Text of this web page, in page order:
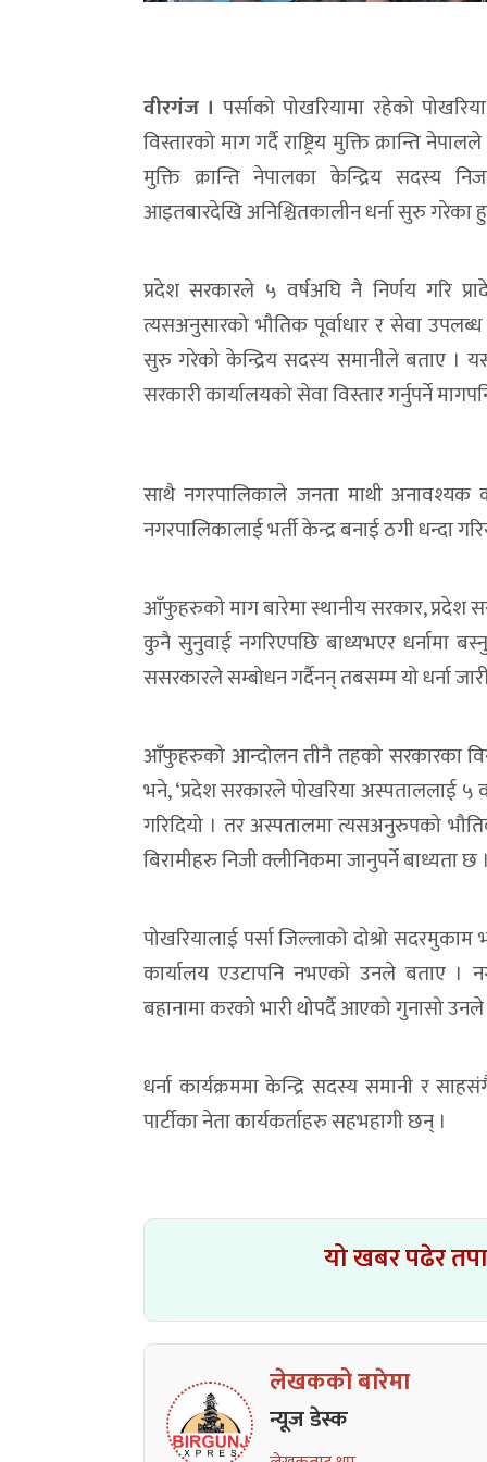
वीरगंज । पर्साको पोखरियामा रहेको
विस्तारको माग गर्दै राष्ट्रिय मुक्ति क्रान्ति
मुक्ति क्रान्ति नेपालका केन्द्रिय सदस्य
आइतबारदेखि अनिश्चितकालीन धर्ना सुरु गरेका
प्रदेश सरकारले ५ वर्षअघि नै निर्णय गरि
त्यसअनुसारको भौतिक पूर्वाधार र सेवा
सुरु गरेको केन्द्रिय सदस्य समानीले बताए ।
सरकारी कार्यालयको सेवा विस्तार गर्नुपर्ने
साथै नगरपालिकाले जनता माथी अनावश्यक
नगरपालिकालाई भर्ती केन्द्र बनाई ठगी धन्दा
आँफुहरुको माग बारेमा स्थानीय सरकार, प्रदेश
कुनै सुनुवाई नगरिएपछि बाध्यभएर धर्नामा
ससरकारले सम्बोधन गर्दैनन् तबसम्म यो धर्ना
आँफुहरुको आन्दोलन तीनै तहको सरकारका
भने, ‘प्रदेश सरकारले पोखरिया अस्पताललाई ५
गरिदियो । तर अस्पतालमा त्यसअनुरुपको
बिरामीहरु निजी क्लीनिकमा जानुपर्ने बाध्यता छ
पोखरियालाई पर्सा जिल्लाको दोश्रो
कार्यालय एउटापनि नभएको उनले बताए ।
बहानामा करको भारी थोपर्दै आएको गुनासो उनले
धर्ना कार्यक्रममा केन्द्रि सदस्य समानी र
पार्टीका नेता कार्यकर्ताहरु सहभहागी छन् ।
यो खबर पढेर
लेखकको बारेमा
न्यूज डेस्क